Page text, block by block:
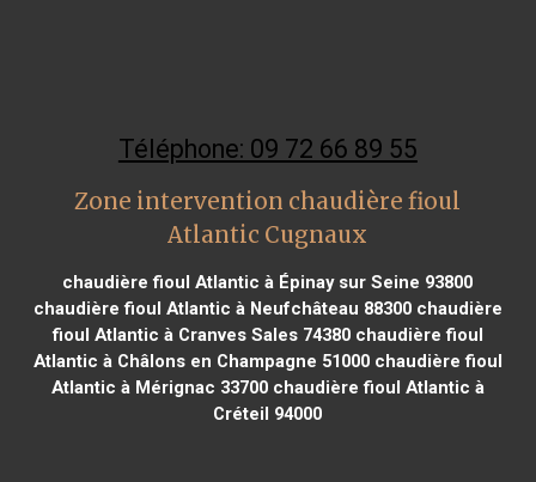
Téléphone: 09 72 66 89 55
Zone intervention chaudière fioul
Atlantic Cugnaux
chaudière fioul Atlantic à Épinay sur Seine 93800
chaudière fioul Atlantic à Neufchâteau 88300chaudière
fioul Atlantic à Cranves Sales 74380chaudière fioul
Atlantic à Châlons en Champagne 51000chaudière fioul
Atlantic à Mérignac 33700chaudière fioul Atlantic à
Créteil 94000